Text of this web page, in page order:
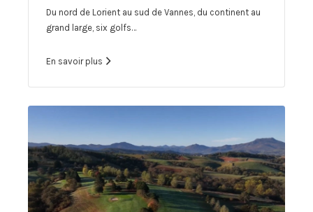
Du nord de Lorient au sud de Vannes, du continent au
grand large, six golfs…
En savoir plus